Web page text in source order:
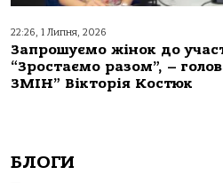
22:26, 1 Липня, 2026
Запрошуємо жінок до
“Зростаємо разом”, –
ЗМІН” Вікторія Костюк
БЛОГИ